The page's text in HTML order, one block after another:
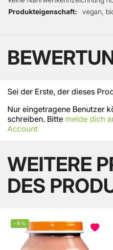
Produkteigenschaft
vegan,
Sei der Erste, der dieses
Nur eingetragene Benutzer
schreiben. Bitte melde dich
Account
WEITERE
DES
-5 %